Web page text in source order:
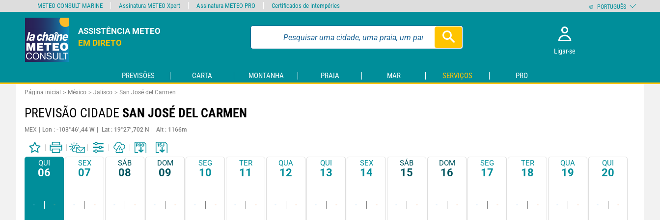
ASSISTÊNCIA METEO
EM DIRETO
Ligar-se
PREVISÕES CARTA MONTANHA PRAIA MAR SERVIÇOS PRO
Página inicial México Jalisco San José del Carmen
PREVISÃO CIDADE SAN JOSÉ DEL CARMEN
MEX Lon : -103°46’,44 W Lat : 19°27’,702 N Alt : 1166m
QUI
06
- -
SEX
07
- -
SÁB
08
- -
DOM
09
- -
SEG
10
- -
TER
11
- -
QUA
12
- -
QUI
13
- -
SEX
14
- -
SÁB
15
- -
DOM
16
- -
SEG
17
- -
TER
18
- -
QUA
19
- -
QUI
20
- -
METEO CONSULT MARINE Assinatura METEO Xpert Assinatura METEO PRO Certificados de intempéries PORTUGUÊS